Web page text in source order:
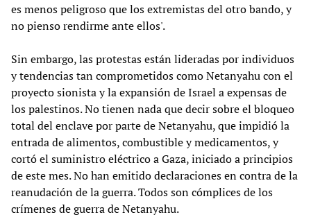
es menos peligroso que los extremistas del otro bando, y
no pienso rendirme ante ellos'.
Sin embargo, las protestas están lideradas por individuos
y tendencias tan comprometidos como Netanyahu con el
proyecto sionista y la expansión de Israel a expensas de
los palestinos. No tienen nada que decir sobre el bloqueo
total del enclave por parte de Netanyahu, que impidió la
entrada de alimentos, combustible y medicamentos, y
cortó el suministro eléctrico a Gaza, iniciado a principios
de este mes. No han emitido declaraciones en contra de la
reanudación de la guerra. Todos son cómplices de los
crímenes de guerra de Netanyahu.